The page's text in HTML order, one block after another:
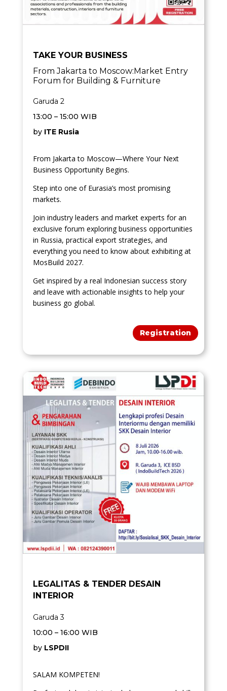
TAKE YOUR BUSINESS
From Jakarta to Moscow:Market Entry
Forum for Building & Furniture
Garuda 2
13:00 – 15:00 WIB
by ITE Rusia
From Jakarta to Moscow—Where Your Next
Business Opportunity Begins.
Step into one of Eurasia’s most promising
markets.
Join industry leaders and market experts for an
exclusive forum exploring business opportunities
in Russia, practical export strategies, and
everything you need to know about exhibiting at
MosBuild 2027.
Get inspired by a real Indonesian success story
and leave with actionable insights to help your
business go global.
Registration
LEGALITAS & TENDER DESAIN
INTERIOR
Garuda 3
10:00 – 16:00 WIB
by LSPDII
SALAM KOMPETEN!